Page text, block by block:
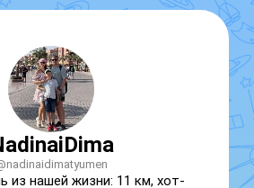
из нашей жизни: 11 км, хот-